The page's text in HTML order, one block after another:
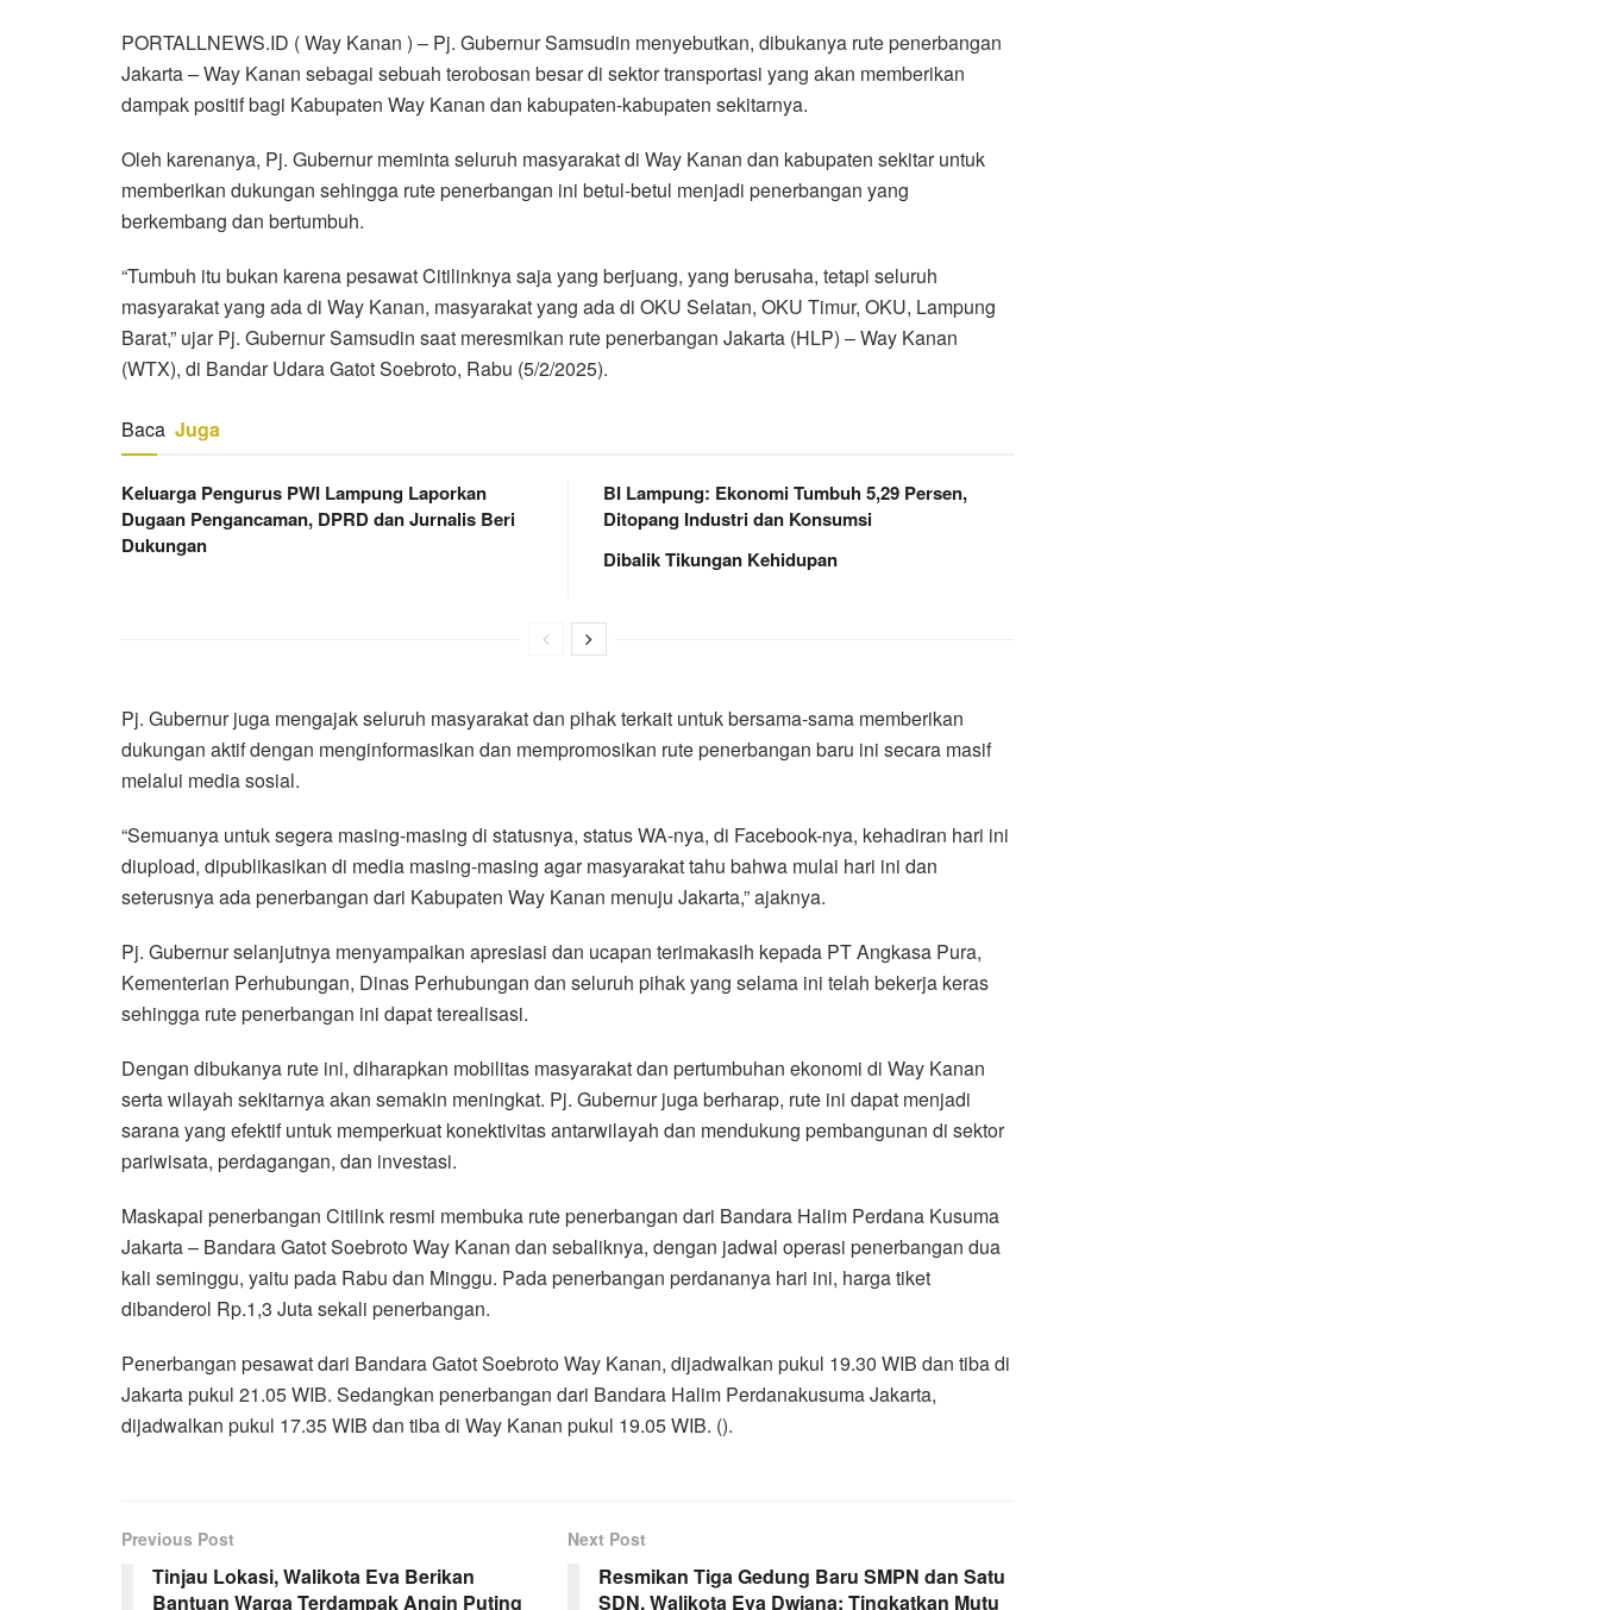
PORTALLNEWS.ID ( Way Kanan ) – Pj. Gubernur Samsudin menyebutkan, dibukanya rute penerbangan
Jakarta – Way Kanan sebagai sebuah terobosan besar di sektor transportasi yang akan memberikan
dampak positif bagi Kabupaten Way Kanan dan kabupaten-kabupaten sekitarnya.
Oleh karenanya, Pj. Gubernur meminta seluruh masyarakat di Way Kanan dan kabupaten sekitar untuk
memberikan dukungan sehingga rute penerbangan ini betul-betul menjadi penerbangan yang
berkembang dan bertumbuh.
“Tumbuh itu bukan karena pesawat Citilinknya saja yang berjuang, yang berusaha, tetapi seluruh
masyarakat yang ada di Way Kanan, masyarakat yang ada di OKU Selatan, OKU Timur, OKU, Lampung
Barat,” ujar Pj. Gubernur Samsudin saat meresmikan rute penerbangan Jakarta (HLP) – Way Kanan
(WTX), di Bandar Udara Gatot Soebroto, Rabu (5/2/2025).
Baca Juga
Keluarga Pengurus PWI Lampung Laporkan
Dugaan Pengancaman, DPRD dan Jurnalis Beri
Dukungan
BI Lampung: Ekonomi Tumbuh 5,29 Persen,
Ditopang Industri dan Konsumsi
Dibalik Tikungan Kehidupan
Pj. Gubernur juga mengajak seluruh masyarakat dan pihak terkait untuk bersama-sama memberikan
dukungan aktif dengan menginformasikan dan mempromosikan rute penerbangan baru ini secara masif
melalui media sosial.
“Semuanya untuk segera masing-masing di statusnya, status WA-nya, di Facebook-nya, kehadiran hari ini
diupload, dipublikasikan di media masing-masing agar masyarakat tahu bahwa mulai hari ini dan
seterusnya ada penerbangan dari Kabupaten Way Kanan menuju Jakarta,” ajaknya.
Pj. Gubernur selanjutnya menyampaikan apresiasi dan ucapan terimakasih kepada PT Angkasa Pura,
Kementerian Perhubungan, Dinas Perhubungan dan seluruh pihak yang selama ini telah bekerja keras
sehingga rute penerbangan ini dapat terealisasi.
Dengan dibukanya rute ini, diharapkan mobilitas masyarakat dan pertumbuhan ekonomi di Way Kanan
serta wilayah sekitarnya akan semakin meningkat. Pj. Gubernur juga berharap, rute ini dapat menjadi
sarana yang efektif untuk memperkuat konektivitas antarwilayah dan mendukung pembangunan di sektor
pariwisata, perdagangan, dan investasi.
Maskapai penerbangan Citilink resmi membuka rute penerbangan dari Bandara Halim Perdana Kusuma
Jakarta – Bandara Gatot Soebroto Way Kanan dan sebaliknya, dengan jadwal operasi penerbangan dua
kali seminggu, yaitu pada Rabu dan Minggu. Pada penerbangan perdananya hari ini, harga tiket
dibanderol Rp.1,3 Juta sekali penerbangan.
Penerbangan pesawat dari Bandara Gatot Soebroto Way Kanan, dijadwalkan pukul 19.30 WIB dan tiba di
Jakarta pukul 21.05 WIB. Sedangkan penerbangan dari Bandara Halim Perdanakusuma Jakarta,
dijadwalkan pukul 17.35 WIB dan tiba di Way Kanan pukul 19.05 WIB. ().
Previous Post
Tinjau Lokasi, Walikota Eva Berikan
Bantuan Warga Terdampak Angin Puting
Next Post
Resmikan Tiga Gedung Baru SMPN dan Satu
SDN, Walikota Eva Dwiana: Tingkatkan Mutu